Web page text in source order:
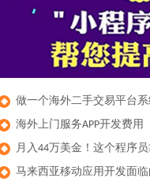
◆ 做一个海外二手交易平台
◆ ​海外上门服务APP开发费用
◆
◆ 马来西亚移动应用开发面